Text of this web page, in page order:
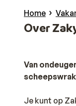
Home
Over
Van
Je kunt op